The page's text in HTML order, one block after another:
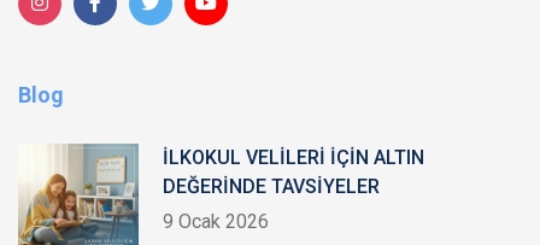
Blog
İLKOKUL VELİLERİ İÇİN ALTIN
DEĞERİNDE TAVSİYELER
9 Ocak 2026